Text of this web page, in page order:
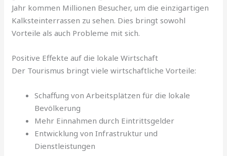
Jahr kommen Millionen Besucher, um die einzigartigen
Kalksteinterrassen zu sehen. Dies bringt sowohl
Vorteile als auch Probleme mit sich.
Positive Effekte auf die lokale Wirtschaft
Der Tourismus bringt viele wirtschaftliche Vorteile:
Schaffung von Arbeitsplätzen für die lokale
Bevölkerung
Mehr Einnahmen durch Eintrittsgelder
Entwicklung von Infrastruktur und
Dienstleistungen